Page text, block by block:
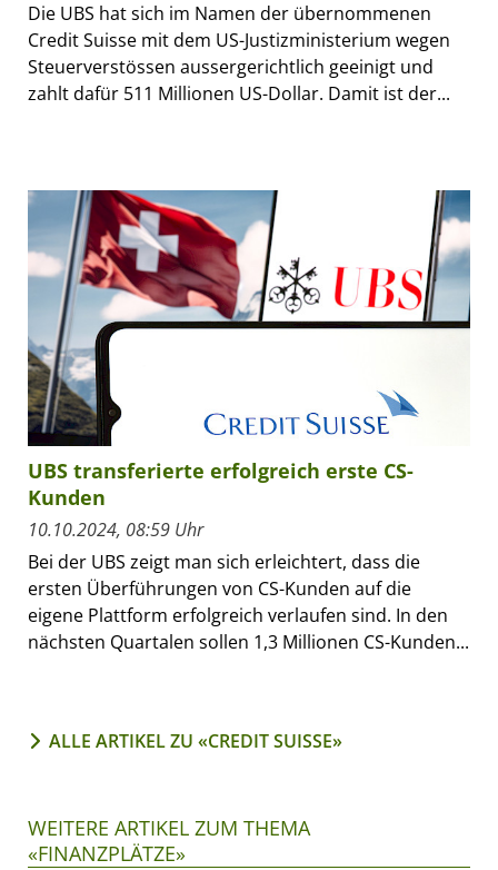
Die UBS hat sich im Namen der übernommenen
Credit Suisse mit dem US-Justizministerium wegen
Steuerverstössen aussergerichtlich geeinigt und
zahlt dafür 511 Millionen US-Dollar. Damit ist der...
UBS transferierte erfolgreich erste CS-
Kunden
10.10.2024, 08:59 Uhr
Bei der UBS zeigt man sich erleichtert, dass die
ersten Überführungen von CS-Kunden auf die
eigene Plattform erfolgreich verlaufen sind. In den
nächsten Quartalen sollen 1,3 Millionen CS-Kunden...
ALLE ARTIKEL ZU «CREDIT SUISSE»
WEITERE ARTIKEL ZUM THEMA
«FINANZPLÄTZE»